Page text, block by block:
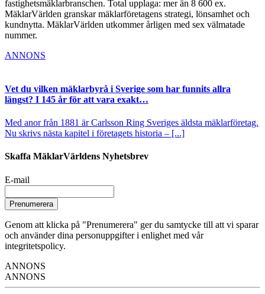
fastighetsmäklarbranschen. Total upplaga: mer än 8 600 ex.
MäklarVärlden granskar mäklarföretagens strategi, lönsamhet och
kundnytta. MäklarVärlden utkommer årligen med sex välmatade
nummer.
ANNONS
Vet du vilken mäklarbyrå i Sverige som har funnits allra
längst? I 145 år för att vara exakt…
Med anor från 1881 är Carlsson Ring Sveriges äldsta mäklarföretag.
Nu skrivs nästa kapitel i företagets historia – [...]
Skaffa MäklarVärldens Nyhetsbrev
E-mail
Prenumerera
Genom att klicka på "Prenumerera" ger du samtycke till att vi sparar
och använder dina personuppgifter i enlighet med vår
integritetspolicy.
ANNONS
ANNONS